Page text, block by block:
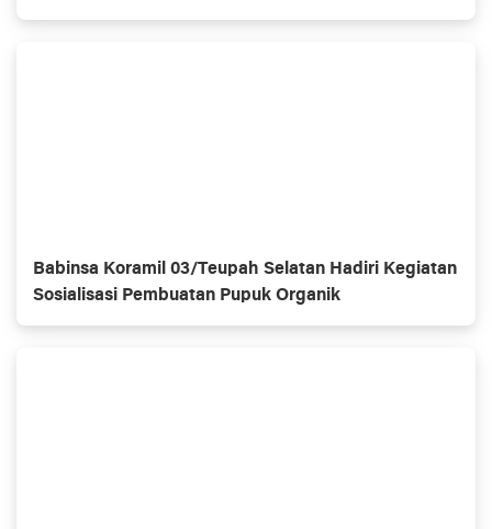
Vertikal Rescue Dan PT MA/BDRMS
Babinsa Koramil 03/Teupah Selatan Hadiri Kegiatan
Sosialisasi Pembuatan Pupuk Organik